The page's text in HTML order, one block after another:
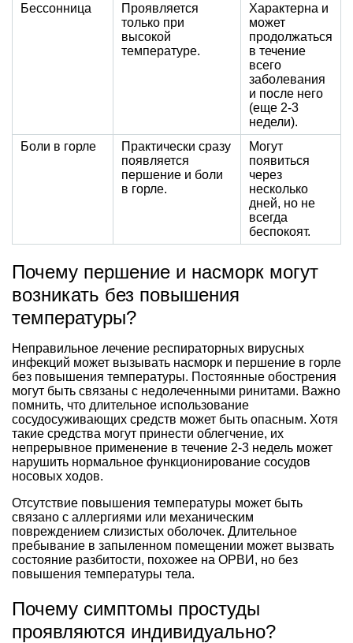
Бессонница
Проявляется
только при
высокой
температуре.
Характерна и
может
продолжаться
в течение
всего
заболевания
и после него
(еще 2-3
недели).
Боли в горле
Практически сразу
появляется
першение и боли
в горле.
Могут
появиться
через
несколько
дней, но не
всегда
беспокоят.
Почему першение и насморк могут
возникать без повышения
температуры?
Неправильное лечение респираторных вирусных
инфекций может вызывать насморк и першение в горле
без повышения температуры. Постоянные обострения
могут быть связаны с недолеченными ринитами. Важно
помнить, что длительное использование
сосудосуживающих средств может быть опасным. Хотя
такие средства могут принести облегчение, их
непрерывное применение в течение 2-3 недель может
нарушить нормальное функционирование сосудов
носовых ходов.
Отсутствие повышения температуры может быть
связано с аллергиями или механическим
повреждением слизистых оболочек. Длительное
пребывание в запыленном помещении может вызвать
состояние разбитости, похожее на ОРВИ, но без
повышения температуры тела.
Почему симптомы простуды
проявляются индивидуально?